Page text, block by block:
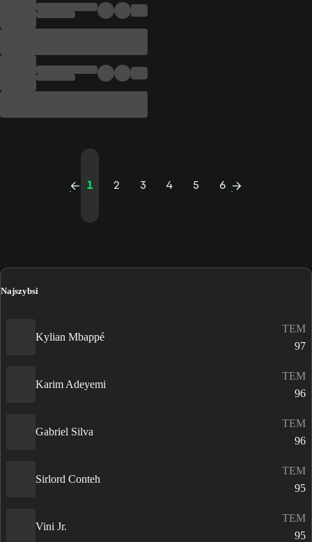
1 2 3 4 5 6
Najszybsi
Kylian Mbappé
TEM
97
Karim Adeyemi
TEM
96
Gabriel Silva
TEM
96
Sirlord Conteh
TEM
95
Vini Jr.
TEM
95